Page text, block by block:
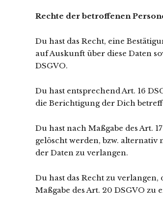
Rechte der betroffenen
Du hast das Recht, eine
auf Auskunft über diese Daten
DSGVO.
Du hast entsprechend Art. 16
die Berichtigung der Dich
Du hast nach Maßgabe des Art.
gelöscht werden, bzw. alternativ
der Daten zu verlangen.
Du hast das Recht zu
Maßgabe des Art. 20 DSGVO